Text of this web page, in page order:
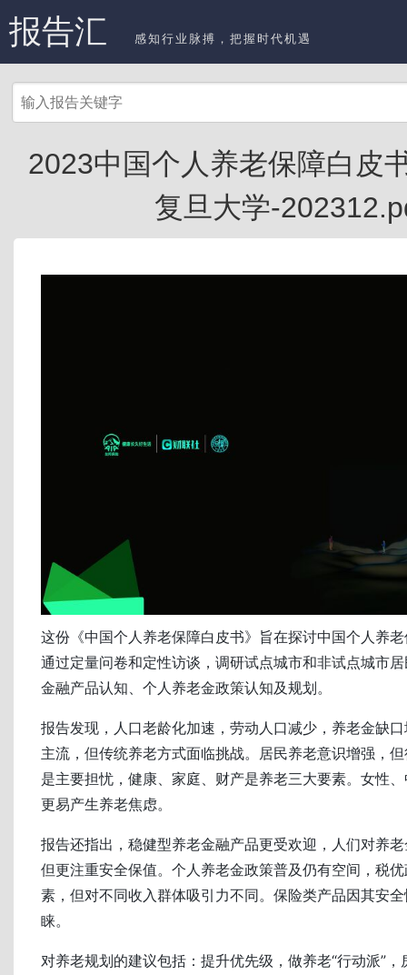
报告汇 感知行业脉搏，把握时代机遇
2023中国个人养老保障白皮
复旦大学-
这份《中国个人养老保障白皮书》旨在探讨中国个人养
通过定量问卷和定性访谈，调研试点城市和非试点城市
金融产品认知、个人养老金政策认知及规划。
报告发现，人口老龄化加速，劳动人口减少，养老金缺
主流，但传统养老方式面临挑战。居民养老意识增强，
是主要担忧，健康、家庭、财产是养老三大要素。女性
更易产生养老焦虑。
报告还指出，稳健型养老金融产品更受欢迎，人们对养
但更注重安全保值。个人养老金政策普及仍有空间，税
素，但对不同收入群体吸引力不同。保险类产品因其安
睐。
对养老规划的建议包括：提升优先级，做养老“行动派”